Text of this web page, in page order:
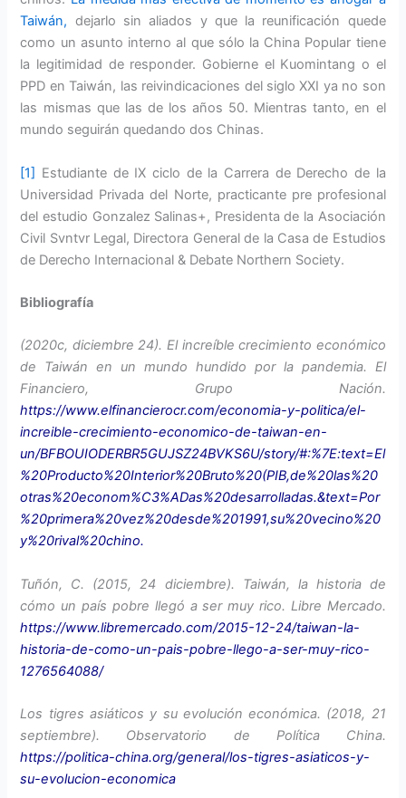
Taiwán, dejarlo sin aliados y que la reunificación quede
como un asunto interno al que sólo la China Popular tiene
la legitimidad de responder. Gobierne el Kuomintang o el
PPD en Taiwán, las reivindicaciones del siglo XXI ya no son
las mismas que las de los años 50. Mientras tanto, en el
mundo seguirán quedando dos Chinas.
[1] Estudiante de IX ciclo de la Carrera de Derecho de la
Universidad Privada del Norte, practicante pre profesional
del estudio Gonzalez Salinas+, Presidenta de la Asociación
Civil Svntvr Legal, Directora General de la Casa de Estudios
de Derecho Internacional & Debate Northern Society.
Bibliografía
(2020c, diciembre 24). El increíble crecimiento económico
de Taiwán en un mundo hundido por la pandemia. El
Financiero, Grupo Nación.
https://www.elfinancierocr.com/economia-y-politica/el-
increible-crecimiento-economico-de-taiwan-en-
un/BFBOUIODERBR5GUJSZ24BVKS6U/story/#:%7E:text=El
%20Producto%20Interior%20Bruto%20(PIB,de%20las%20
otras%20econom%C3%ADas%20desarrolladas.&text=Por
%20primera%20vez%20desde%201991,su%20vecino%20
y%20rival%20chino.
Tuñón, C. (2015, 24 diciembre). Taiwán, la historia de
cómo un país pobre llegó a ser muy rico. Libre Mercado.
https://www.libremercado.com/2015-12-24/taiwan-la-
historia-de-como-un-pais-pobre-llego-a-ser-muy-rico-
1276564088/
Los tigres asiáticos y su evolución económica. (2018, 21
septiembre). Observatorio de Política China.
https://politica-china.org/general/los-tigres-asiaticos-y-
su-evolucion-economica